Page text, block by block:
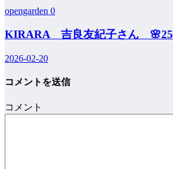
opengarden 0
KIRARA 吉良友紀子さん 🌸25
2026-02-20
コメントを送信
コメント